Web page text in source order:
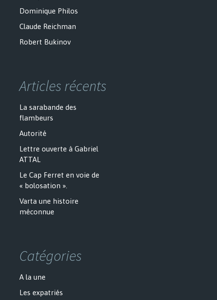
Dominique Philos
Claude Reichman
Robert Bukinov
Articles récents
La sarabande des
flambeurs
Autorité
Lettre ouverte à Gabriel
ATTAL
Le Cap Ferret en voie de
« bolosation ».
Varta une histoire
méconnue
Catégories
A la une
Les expatriés